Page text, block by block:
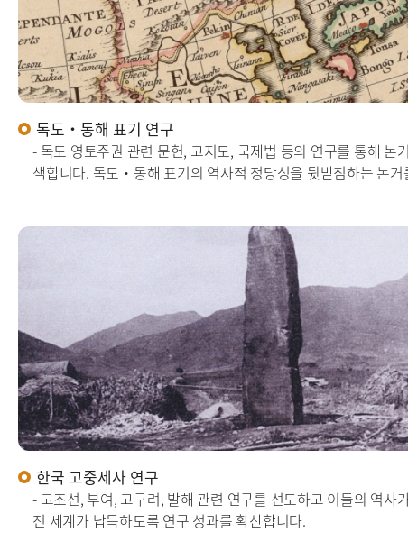
독도·동해 표기 연구
- 독도 영토주권 관련 문헌, 고지도, 국제법 등의 연구를 통해 논
색합니다. 독도·동해 표기의 역사적 정당성을 뒷받침하는 논거
한국 고중세사 연구
- 고조선, 부여, 고구려, 발해 관련 연구를 선도하고 이들의 역사
전 세계가 납득하도록 연구 성과를 확산합니다.